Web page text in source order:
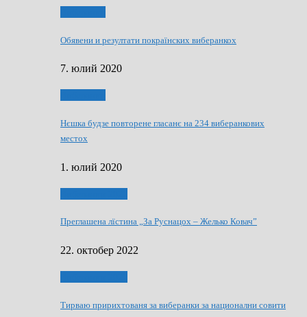
Обявени и резултати покраїнских виберанкох
7. юлий 2020
Нєшка будзе повторене гласанє на 234 виберанкових
местох
1. юлий 2020
Преглашена лїстина „За Руснацох – Желько Ковач”
22. октобер 2022
Тирваю пририхтованя за виберанки за национални совити